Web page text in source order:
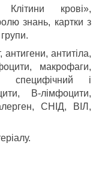
крові»,
знань, картки з
антигени, антитіла,
макрофаги,
специфічний і
В-лімфоцити,
СНІД, ВІЛ,